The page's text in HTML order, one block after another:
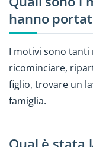
hanno
I motivi sono tanti
ricominciare,
figlio, trovare un
famiglia.